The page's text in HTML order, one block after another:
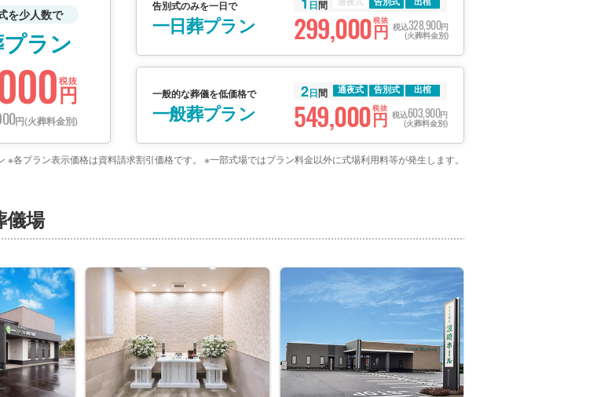
を少人数で
ラン
円
税抜
円(火葬料金別)
告別式のみを一日で
一日葬プラン
日間
299,000円
税抜
税込328,900円
(火葬料金別)
一般的な葬儀を低価格で
一般葬プラン
2日間 通夜式 告別式 出棺
549,000円
税抜
税込603,900円
(火葬料金別)
各プラン表示価格は資料請求割引価格です。 ※一部式場ではプラン料金以外に式場利用料等が発生します。
儀場